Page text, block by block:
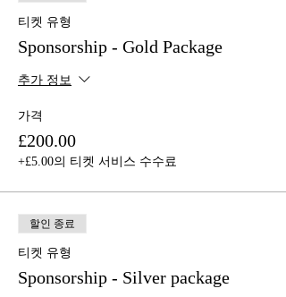
티켓 유형
Sponsorship - Gold Package
추가 정보
가격
£200.00
+£5.00의 티켓 서비스 수수료
할인 종료
티켓 유형
Sponsorship - Silver package